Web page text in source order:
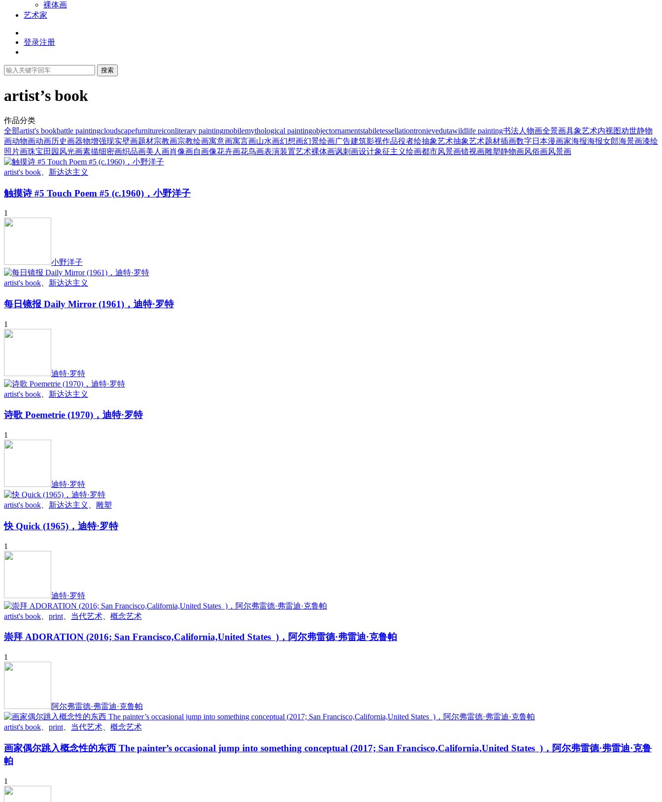
裸体画
艺术家
登录注册
搜索
artist’s book
作品分类
全部artist's bookbattle paintingcloudscapefurnitureiconliterary paintingmobilemythological paintingobjectornamentstabiletessellationtronievedutawildlife painting书法人物画全景画具象艺术内视图劝世静物
画动物画动画历史画器物增强现实壁画题材宗教画宗教绘画寓意画寓言画山水画幻想画幻景绘画广告建筑影视作品役者绘抽象艺术抽象艺术题材插画数字日本漫画家海报海报女郎海景画漆绘
照片画珠宝田园风光画素描细密画织品画美人画肖像画自画像花卉画花鸟画表演装置艺术裸体画讽刺画设计象征主义绘画都市风景画错视画雕塑静物画风俗画风景画
artist's book 新达达主义
触摸诗 #5 Touch Poem #5 (c.1960)，小野洋子
1
小野洋子
artist's book 新达达主义
每日镜报 Daily Mirror (1961)，迪特·罗特
1
迪特·罗特
artist's book 新达达主义
诗歌 Poemetrie (1970)，迪特·罗特
1
迪特·罗特
artist's book 新达达主义 雕塑
快 Quick (1965)，迪特·罗特
1
迪特·罗特
artist's book print 当代艺术 概念艺术
崇拜 ADORATION (2016; San Francisco,California,United States )，阿尔弗雷德·弗雷迪·克鲁帕
1
阿尔弗雷德·弗雷迪·克鲁帕
artist's book print 当代艺术 概念艺术
画家偶尔跳入概念性的东西 The painter’s occasional jump into something conceptual (2017; San Francisco,California,United States )，阿尔弗雷德·弗雷迪·克鲁
帕
1